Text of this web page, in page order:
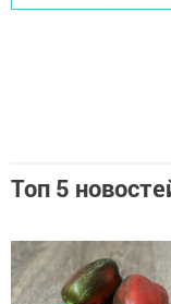
Топ 5